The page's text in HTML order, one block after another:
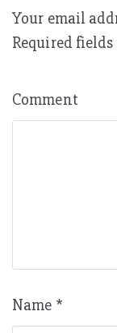
Your email
Required
Comment
Name *